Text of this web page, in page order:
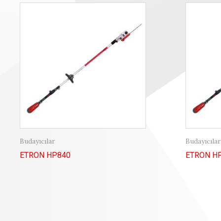
Budayıcılar
ETRON HP840
Budayıcılar
ETRON